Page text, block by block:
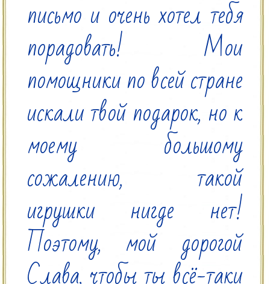
письмо и очень хотел тебя
порадовать! Мои
помощники по всей стране
искали твой подарок, но к
моему большому
сожалению, такой
игрушки нигде нет!
Поэтому, мой дорогой